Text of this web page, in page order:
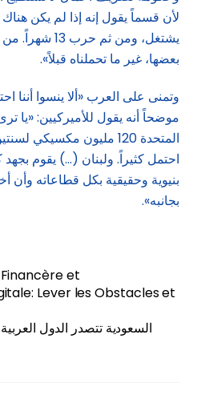
لأن قسماً يقول إنه إذا لم يكن
يشتغل، ومن
بعضها، غير ما تحملناه قبلاً».
وتمنى على العرب «ألا ينسوا أننا
موضحاً أنه يقول للأميركيين: «يا
المتحدة 120 مليون
احتمل كثيراً. ولبنان (…) يقوم
بنيوية وحقيقية بكل قطاعاته وأن
بجانبه».
et
Lever les Obstacles et
السعودية تتصدر الدول